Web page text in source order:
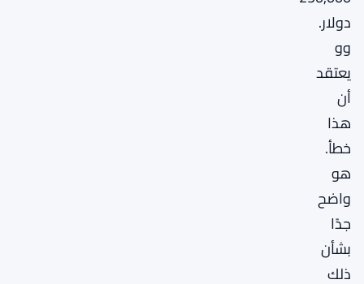
دولار.
وو
يعتقد
أن
هذا
خطأ.
هو
واضح
جدًا
بشأن
ذلك